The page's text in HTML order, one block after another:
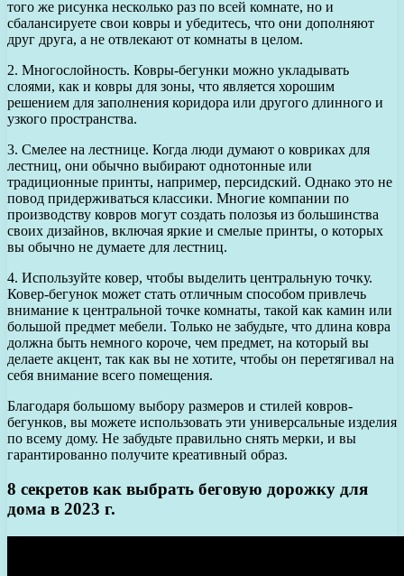
того же рисунка несколько раз по всей комнате, но и
сбалансируете свои ковры и убедитесь, что они дополняют
друг друга, а не отвлекают от комнаты в целом.
2. Многослойность. Ковры-бегунки можно укладывать
слоями, как и ковры для зоны, что является хорошим
решением для заполнения коридора или другого длинного и
узкого пространства.
3. Смелее на лестнице. Когда люди думают о ковриках для
лестниц, они обычно выбирают однотонные или
традиционные принты, например, персидский. Однако это не
повод придерживаться классики. Многие компании по
производству ковров могут создать полозья из большинства
своих дизайнов, включая яркие и смелые принты, о которых
вы обычно не думаете для лестниц.
4. Используйте ковер, чтобы выделить центральную точку.
Ковер-бегунок может стать отличным способом привлечь
внимание к центральной точке комнаты, такой как камин или
большой предмет мебели. Только не забудьте, что длина ковра
должна быть немного короче, чем предмет, на который вы
делаете акцент, так как вы не хотите, чтобы он перетягивал на
себя внимание всего помещения.
Благодаря большому выбору размеров и стилей ковров-
бегунков, вы можете использовать эти универсальные изделия
по всему дому. Не забудьте правильно снять мерки, и вы
гарантированно получите креативный образ.
8 секретов как выбрать беговую дорожку для
дома в 2023 г.